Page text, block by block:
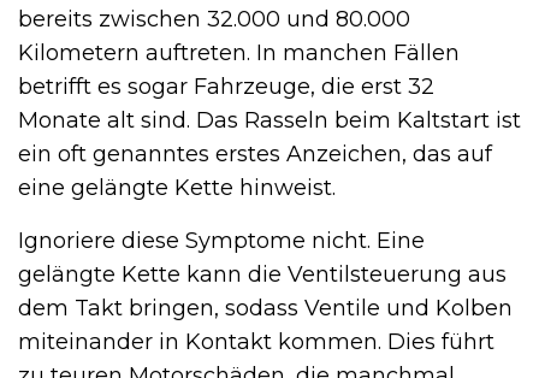
bereits zwischen 32.000 und 80.000
Kilometern auftreten. In manchen Fällen
betrifft es sogar Fahrzeuge, die erst 32
Monate alt sind. Das Rasseln beim Kaltstart ist
ein oft genanntes erstes Anzeichen, das auf
eine gelängte Kette hinweist.
Ignoriere diese Symptome nicht. Eine
gelängte Kette kann die Ventilsteuerung aus
dem Takt bringen, sodass Ventile und Kolben
miteinander in Kontakt kommen. Dies führt